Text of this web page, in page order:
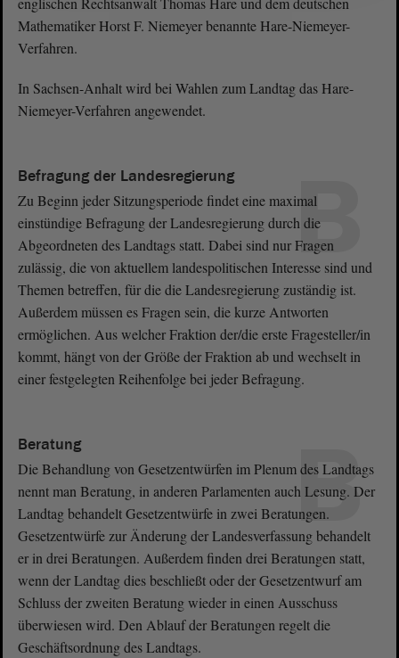
Mathematiker Horst F. Niemeyer benannte Hare-Niemeyer-
Verfahren.
In Sachsen-Anhalt wird bei Wahlen zum Landtag das Hare-
Niemeyer-Verfahren angewendet.
B
Befragung der Landesregierung
Zu Beginn jeder Sitzungsperiode findet eine maximal
einstündige Befragung der Landesregierung durch die
Abgeordneten des Landtags statt. Dabei sind nur Fragen
zulässig, die von aktuellem landespolitischen Interesse sind und
Themen betreffen, für die die Landesregierung zuständig ist.
Außerdem müssen es Fragen sein, die kurze Antworten
ermöglichen. Aus welcher Fraktion der/die erste Fragesteller/in
kommt, hängt von der Größe der Fraktion ab und wechselt in
einer festgelegten Reihenfolge bei jeder Befragung.
B
Beratung
Die Behandlung von Gesetzentwürfen im Plenum des Landtags
nennt man Beratung, in anderen Parlamenten auch Lesung. Der
Landtag behandelt Gesetzentwürfe in zwei Beratungen.
Gesetzentwürfe zur Änderung der Landesverfassung behandelt
er in drei Beratungen. Außerdem finden drei Beratungen statt,
wenn der Landtag dies beschließt oder der Gesetzentwurf am
Schluss der zweiten Beratung wieder in einen Ausschuss
überwiesen wird. Den Ablauf der Beratungen regelt die
Geschäftsordnung des Landtags.